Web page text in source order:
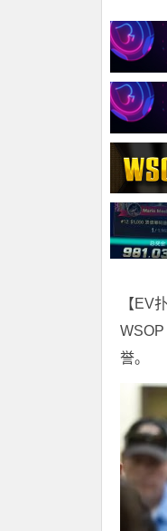
【EV
誉。